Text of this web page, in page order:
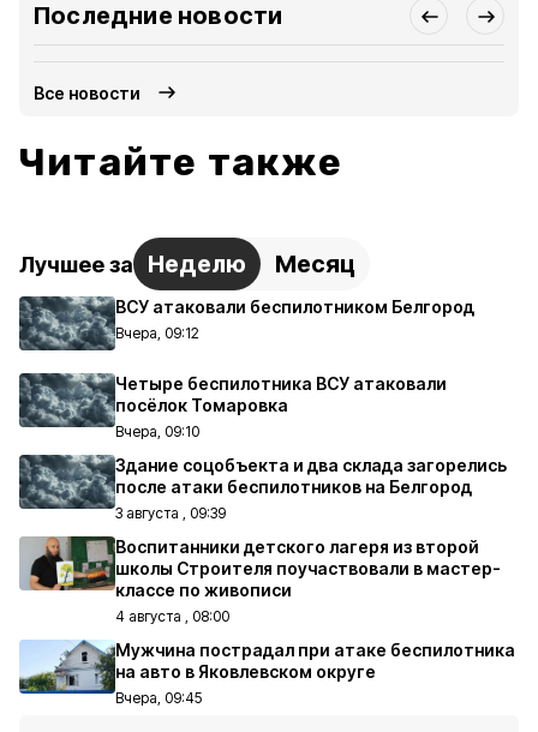
Последние новости
Все новости
Читайте также
Лучшее за Неделю Месяц
ВСУ атаковали беспилотником Белгород
Вчера, 09:12
Четыре беспилотника ВСУ атаковали
посёлок Томаровка
Вчера, 09:10
Здание соцобъекта и два склада загорелись
после атаки беспилотников на Белгород
3 августа , 09:39
Воспитанники детского лагеря из второй
школы Строителя поучаствовали в мастер-
классе по живописи
4 августа , 08:00
Мужчина пострадал при атаке беспилотника
на авто в Яковлевском округе
Вчера, 09:45